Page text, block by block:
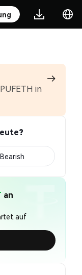
in
Bearish
an
auf